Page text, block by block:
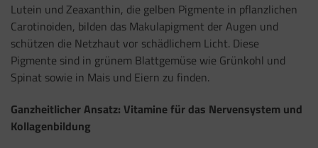
Lutein und Zeaxanthin, die gelben Pigmente in pflanzlichen
Carotinoiden, bilden das Makulapigment der Augen und
schützen die Netzhaut vor schädlichem Licht. Diese
Pigmente sind in grünem Blattgemüse wie Grünkohl und
Spinat sowie in Mais und Eiern zu finden.
Ganzheitlicher Ansatz: Vitamine für das Nervensystem und
Kollagenbildung